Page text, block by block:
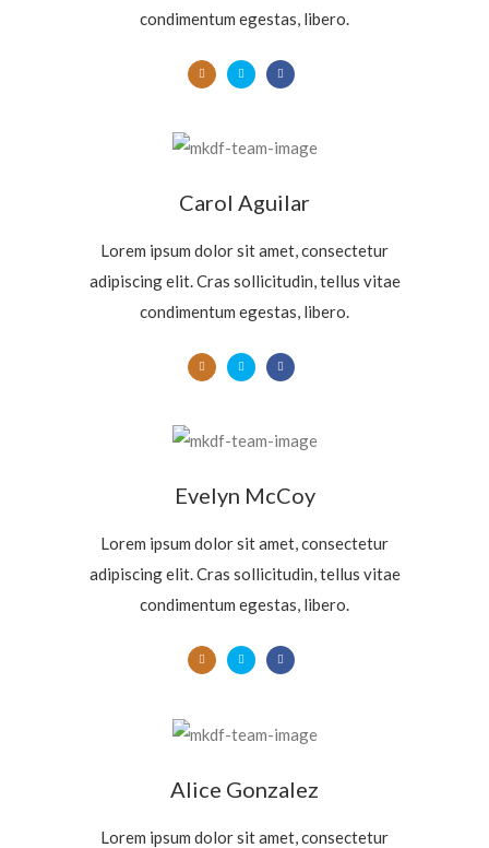
condimentum egestas, libero.
Carol Aguilar
Lorem ipsum dolor sit amet, consectetur
adipiscing elit. Cras sollicitudin, tellus vitae
condimentum egestas, libero.
Evelyn McCoy
Lorem ipsum dolor sit amet, consectetur
adipiscing elit. Cras sollicitudin, tellus vitae
condimentum egestas, libero.
Alice Gonzalez
Lorem ipsum dolor sit amet, consectetur